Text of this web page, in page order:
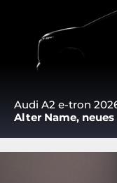
Audi A2 e-tron
Alter Name,